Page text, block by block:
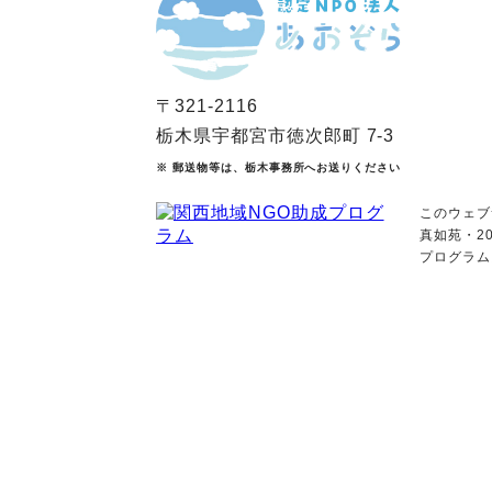
〒321-2116
栃木県宇都宮市徳次郎町 7-3
※ 郵送物等は、栃木事務所へお送りください
このウェ
真如苑・
プログラ